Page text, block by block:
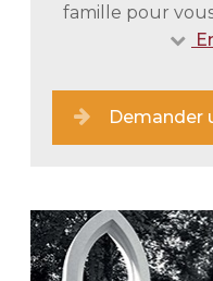
famille pour
Demander